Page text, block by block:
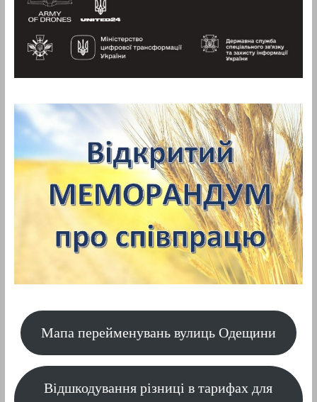
Мапа перейменувань вулиць Одещини
Відшкодування різниці в тарифах для